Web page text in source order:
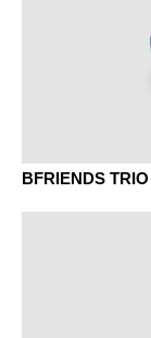
BFRIENDS